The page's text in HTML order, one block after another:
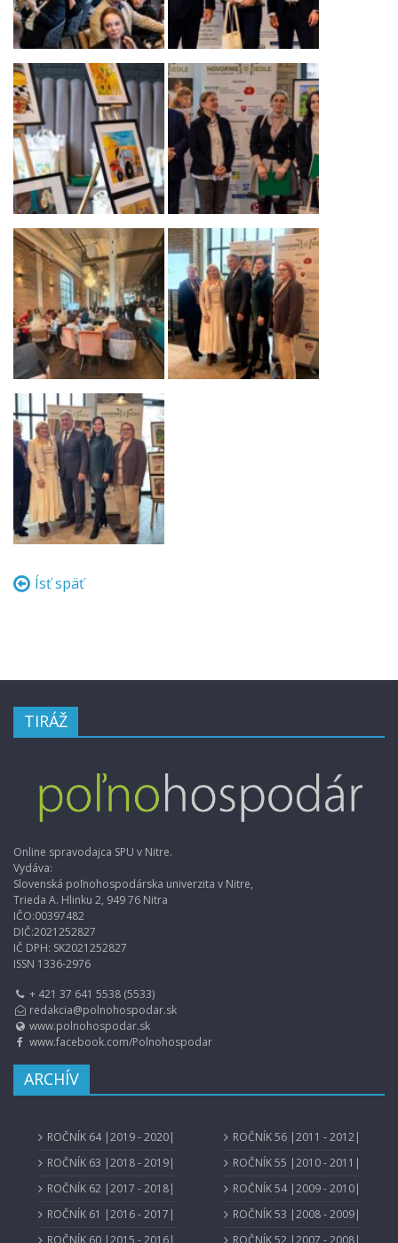
Ísť späť
TIRÁŽ
Online spravodajca SPU v Nitre.
Vydáva:
Slovenská poľnohospodárska univerzita v Nitre,
Trieda A. Hlinku 2, 949 76 Nitra
IČO:00397482
DIČ:2021252827
IČ DPH: SK2021252827
ISSN 1336-2976
+ 421 37 641 5538 (5533)
redakcia@polnohospodar.sk
www.polnohospodar.sk
www.facebook.com/Polnohospodar
ARCHÍV
ROČNÍK 64 |2019 - 2020|
ROČNÍK 63 |2018 - 2019|
ROČNÍK 62 |2017 - 2018|
ROČNÍK 61 |2016 - 2017|
ROČNÍK 60 |2015 - 2016|
ROČNÍK 56 |2011 - 2012|
ROČNÍK 55 |2010 - 2011|
ROČNÍK 54 |2009 - 2010|
ROČNÍK 53 |2008 - 2009|
ROČNÍK 52 |2007 - 2008|